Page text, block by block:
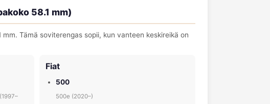
58.1 mm)
Tämä soviterengas sopii, kun vanteen keskireikä on
Fiat
500
500e (2020–)